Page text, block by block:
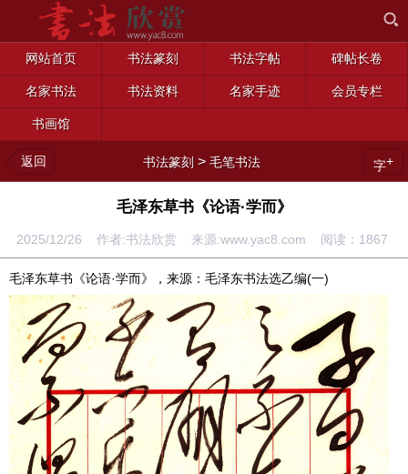
网站首页 书法篆刻 书法字帖 碑帖长卷
名家书法 书法资料 名家手迹 会员专栏
书画馆
返回 书法篆刻 >毛笔书法 字+
毛泽东草书《论语·学而》
2025/12/26 作者:书法欣赏 来源:www.yac8.com 阅读： 1867
毛泽东草书《论语·学而》，来源：毛泽东书法选乙编(一)